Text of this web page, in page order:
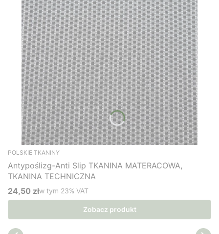
POLSKIE TKANINY
Antypoślizg-Anti Slip TKANINA MATERACOWA,
TKANINA TECHNICZNA
Cena brutto
24,50 złw tym %s VAT
w tym 23% VAT
Zobacz produkt